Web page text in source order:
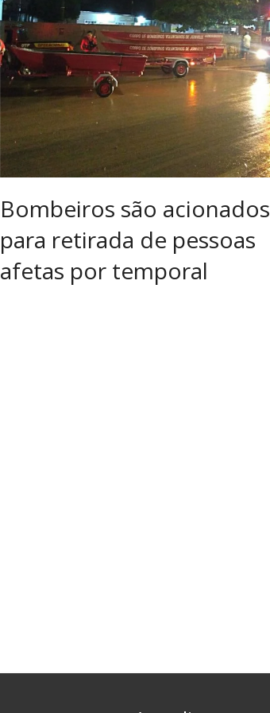
Bombeiros são acionados
para retirada de pessoas
afetas por temporal